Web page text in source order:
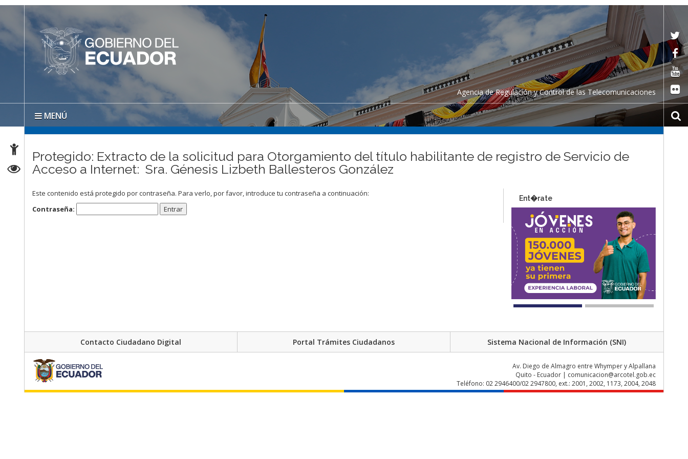
Agencia de Regulación y Control de las Telecomunicaciones
MENÚ
Protegido: Extracto de la solicitud para Otorgamiento del título habilitante de registro de Servicio de
Acceso a Internet: Sra. Génesis Lizbeth Ballesteros González
Este contenido está protegido por contraseña. Para verlo, por favor, introduce tu contraseña a continuación:
Contraseña:
Ent�rate
Contacto Ciudadano Digital Portal Trámites Ciudadanos Sistema Nacional de Información (SNI)
Av. Diego de Almagro entre Whymper y Alpallana
Quito - Ecuador | comunicacion@arcotel.gob.ec
Teléfono: 02 2946400/02 2947800, ext.: 2001, 2002, 1173, 2004, 2048